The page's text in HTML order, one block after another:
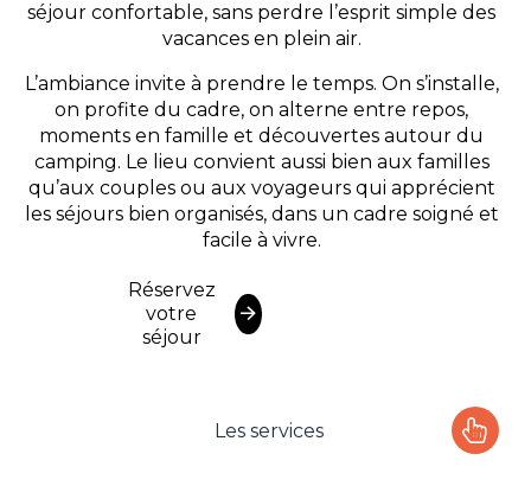
séjour confortable, sans perdre l’esprit simple des
vacances en plein air.
L’ambiance invite à prendre le temps. On s’installe,
on profite du cadre, on alterne entre repos,
moments en famille et découvertes autour du
camping. Le lieu convient aussi bien aux familles
qu’aux couples ou aux voyageurs qui apprécient
les séjours bien organisés, dans un cadre soigné et
facile à vivre.
Réservez
votre
séjour
Les services